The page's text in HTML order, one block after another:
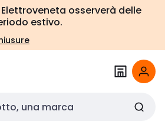
osserverà delle
estivo.